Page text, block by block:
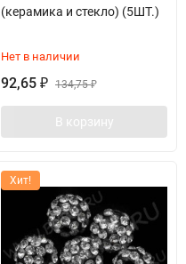
(керамика и стекло) (5ШТ.)
Нет в наличии
92,65 ₽ 134,75₽
В корзину
Хит!